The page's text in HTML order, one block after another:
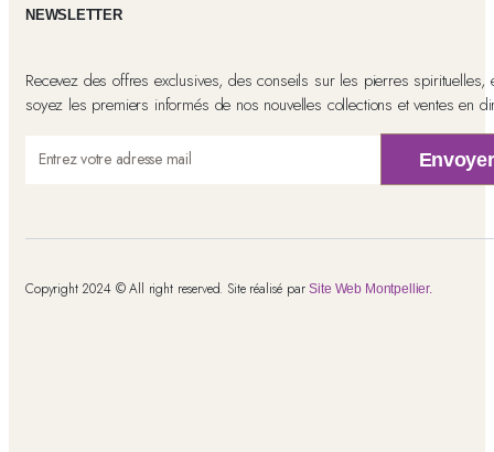
NEWSLETTER
Recevez des offres exclusives, des conseils sur les pierres spirituelles,
soyez les premiers informés de nos nouvelles collections et ventes en
Envoyer
Copyright 2024 © All right reserved. Site réalisé parSite Web Montpellier.